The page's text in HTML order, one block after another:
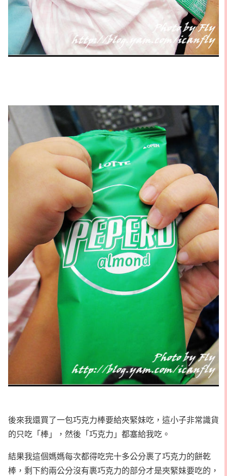
後來我還買了一包巧克力棒要給夾緊妹吃，這小子非常識貨
的只吃「棒」，然後「巧克力」都塞給我吃。
結果我這個媽媽每次都得吃完十多公分裹了巧克力的餅乾
棒，剩下約兩公分沒有裹巧克力的部分才是夾緊妹要吃的，